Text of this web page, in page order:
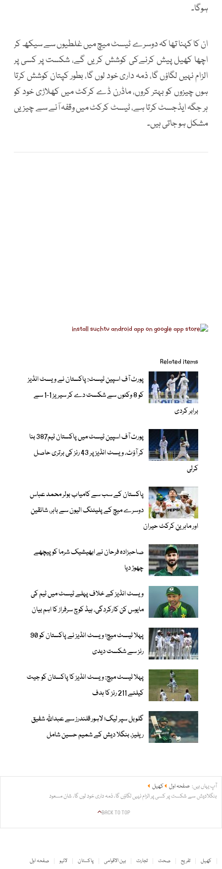
ہوگا۔
ان کا کہنا تھا کہ دوسرے ٹیسٹ میچ میں غلطیوں سے سیکھ کر
اچھا کھیل پیش کرنےکی کوشش کریں گے، شکست پر کسی پر
الزام نہیں لگاؤں گا، ذمہ داری خود لوں گا، بطور کپتان کوشش کرتا
ہوں چیزوں کو بہتر کروں، ماڈرن ڈے کرکٹ میں کھلاڑی خود کو
ہر جگہ ایڈجسٹ کرتا ہے، ٹیسٹ کرکٹ میں وقفہ آنے سے چیزیں
مشکل ہو جاتی ہیں۔
Related items
پورٹ آف اسپین ٹیسٹ: پاکستان نے ویسٹ انڈیز
کو 8 وکٹوں سے شکست دے کر سیریز 1-1 سے
برابر کردی
پورٹ آف اسپین ٹیسٹ میں پاکستان ٹیم387 بنا
کر آؤٹ، ویسٹ انڈیز پر 43 رنز کی برتری حاصل
کرلی
پاکستان کے سب سے کامیاب بولر محمد عباس
دوسرے میچ کے پلیئنگ الیون سے باہر، شائقین
اور ماہرینِ کرکٹ حیران
صاحبزادہ فرحان نے ابھیشیک شرما کو پیچھے
چھوڑ دیا
ویسٹ انڈیز کے خلاف پہلے ٹیسٹ میں ٹیم کی
مایوس کن کارکردگی، ہیڈ کوچ سرفراز کا اہم بیان
پہلا ٹیسٹ میچ؛ ویسٹ انڈیز نے پاکستان کو 90
رنز سے شکست دیدی
پہلا ٹیسٹ میچ: ویسٹ انڈیز کا پاکستان کو جیت
کیلئے 211 رنز کا ہدف
گلوبل سپر لیگ؛ لاہور قلندرز سے عبداللّٰہ شفیق
ریلیز، بنگلا دیش کے شمیم حسین شامل
آپ یہاں ہیں: صفحہ اول
کھیل
بنگلادیش سے شکست پر کسی پر الزام نہیں لگاؤں گا، ذمہ داری خود لوں گا، شان مسعود
BACK TO TOP
صفحہ اول لائیو پاکستان بین الاقوامی تجارت صحت تفریح کھیل